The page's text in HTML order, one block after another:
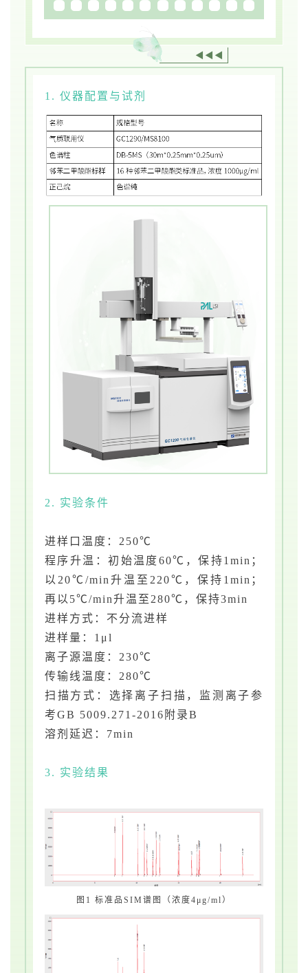
◀◀◀
1. 仪器配置与试剂
2. 实验条件
进样口温度：250℃
程序升温：初始温度60℃，保持1min；
以20℃/min升温至220℃，保持1min；
再以5℃/min升温至280℃，保持3min
进样方式：不分流进样
进样量：1μl
离子源温度：230℃
传输线温度：280℃
扫描方式：选择离子扫描，监测离子参
考GB 5009.271-2016附录B
溶剂延迟：7min
3. 实验结果
图1 标准品SIM谱图（浓度4μg/ml ）